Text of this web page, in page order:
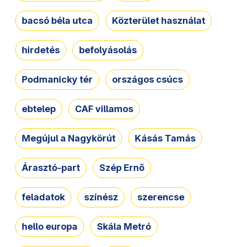
bacsó béla utca Közterület használat
hirdetés befolyásolás
Podmanicky tér országos csúcs
ebtelep CAF villamos
Megújul a Nagykörút Kásás Tamás
Árasztó-part Szép Ernő
feladatok színész szerencse
hello europa Skála Metró